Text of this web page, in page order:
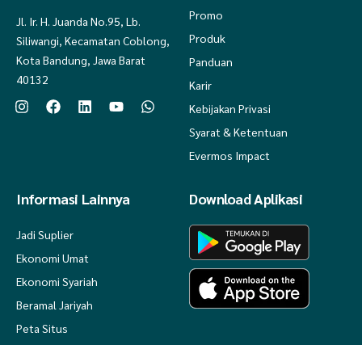
Jl. Ir. H. Juanda No.95, Lb.
Siliwangi, Kecamatan Coblong,
Kota Bandung, Jawa Barat
40132
Promo
Produk
Panduan
Karir
Kebijakan Privasi
Syarat & Ketentuan
Evermos Impact
Informasi Lainnya
Jadi Suplier
Ekonomi Umat
Ekonomi Syariah
Beramal Jariyah
Peta Situs
Download Aplikasi